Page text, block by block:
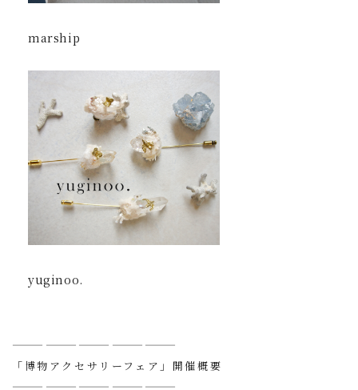
marship
yuginoo.
———————————————
「博物アクセサリーフェア」開催概要
———————————————